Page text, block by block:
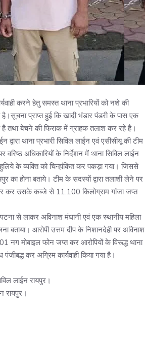
करने हेतु समस्त थाना प्रभारियों को नशे की
है।सूचना प्राप्त हुई कि खादी भंडार पंडरी के पास एक
है तथा बेचने की फिराक में ग्राहक तलाश कर रहे है।
थाना प्रभारी सिविल लाईन एवं एसीसीयू की टीम
अधिकारियों के निर्देशन में थाना सिविल लाईन
हुलिये के व्यक्ति को चिन्हांकित कर पकड़ा गया। जिससे
का होना बताये। टीम के सदस्यों द्वारा तलाशी लेने पर
कर उसके कब्जे से 11.100 किलोग्राम गांजा जप्त
से लाकर अविनाश मंधानी एवं एक स्थानीय महिला
आरोपी उत्तम दीप के निशानदेही पर अविनाश
मोबाइल फोन जप्त कर आरोपियों के विरूद्ध थाना
कर अग्रिम कार्यवाही किया गया है।
लाईन रायपुर।
रायपुर।